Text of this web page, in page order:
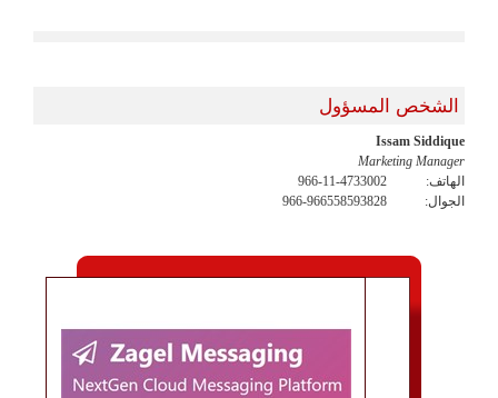
الشخص المسؤول
Issam Siddique
Marketing Manager
الهاتف:
966-11-4733002
الجوال:
966-966558593828